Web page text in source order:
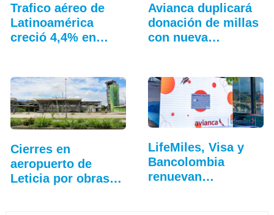
Trafico aéreo de
Latinoamérica
creció 4,4% en
Avianca duplicará
donación de millas
con nueva
Cierres en
aeropuerto de
Leticia por obras
LifeMiles, Visa y
Bancolombia
renuevan